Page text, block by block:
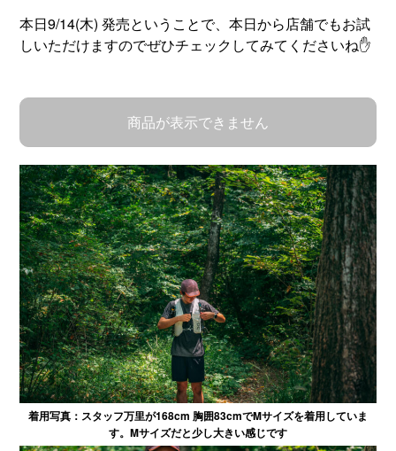
本日9/14(木) 発売ということで、本日から店舗でもお試
しいただけますのでぜひチェックしてみてくださいね✋
商品が表示できません
着用写真：スタッフ万里が168cm 胸囲83cmでMサイズを着用していま
す。Mサイズだと少し大きい感じです